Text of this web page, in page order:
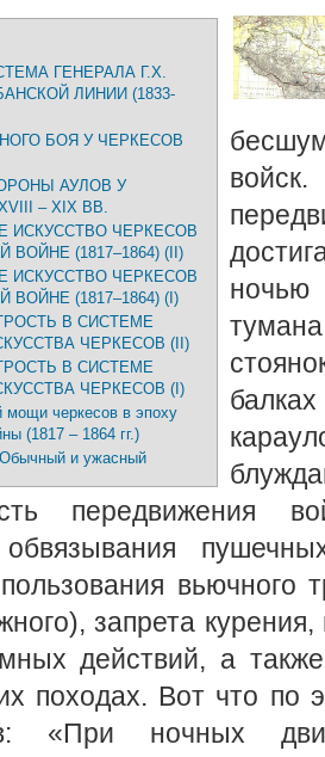
ГЕНЕРАЛА Г.Х.
ЛИНИИ (1833-
БОЯ У ЧЕРКЕСОВ
АУЛОВ У
– XIX ВВ.
ИСКУССТВО ЧЕРКЕСОВ
ВОЙНЕ (1817–1864) (II)
ИСКУССТВО ЧЕРКЕСОВ
ВОЙНЕ (1817–1864) (I)
В СИСТЕМЕ
ЧЕРКЕСОВ (II)
В СИСТЕМЕ
ЧЕРКЕСОВ (I)
мощи черкесов в эпоху
(1817 – 1864 гг.)
и ужасный
передвижения
вьючного
запрета курения,
действий, а
походах. Вот что по
«При ночных